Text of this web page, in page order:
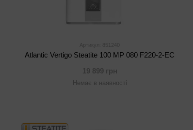
Артикул: 851240
Atlantic Vertigo Steatite 100 MP 080 F220-2-EC
19 899 грн
Немає в наявності